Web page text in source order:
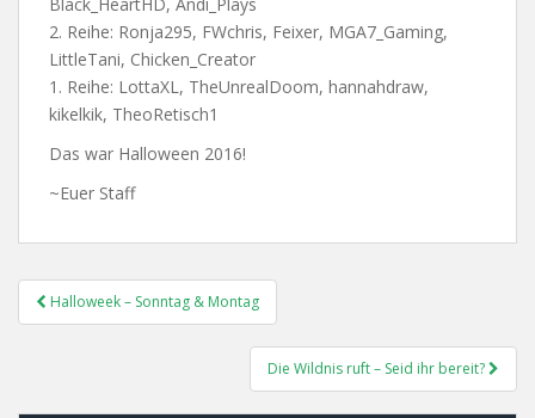
2. Reihe: Ronja295, FWchris, Feixer, MGA7_Gaming,
LittleTani, Chicken_Creator
1. Reihe: LottaXL, TheUnrealDoom, hannahdraw,
kikelkik, TheoRetisch1
Das war Halloween 2016!
~Euer Staff
Post
Navigation
Halloweek – Sonntag & Montag
Die Wildnis ruft – Seid ihr bereit?